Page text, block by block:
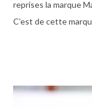
reprises la marque
C’est de cette